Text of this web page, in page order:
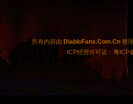
所有内容由 DiabloFans.Com.Cn 整
ICP经营许可证：粤